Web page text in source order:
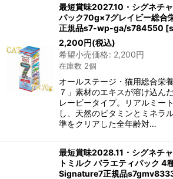
最短賞味2027.10・シグネチ
パック70g×7グレイビー総合
正規品s7-wp-ga/s784550 [
2,200円(税込)
希望小売価格: 2,200円
在庫数 2個
オールステージ・猫用総合栄
７」素材のエキスが溶け込ん
レービータイプ。リアルミー
し、天然のビタミンとミネラ
準をクリアした全年齢対…
最短賞味2028.11・シグネチ
トミルク バラエティパック 4
Signature7正規品